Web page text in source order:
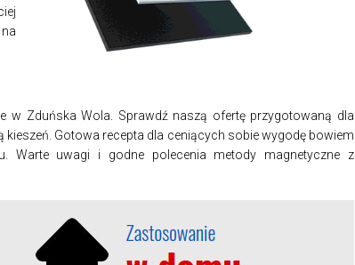
w Zduńska Wola. Sprawdź naszą ofertę przygotowaną dla
Gotowa recepta dla ceniących sobie wygodę bowiem
Warte uwagi i godne polecenia metody magnetyczne z